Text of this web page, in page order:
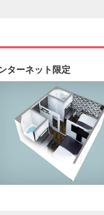
ターネット限定